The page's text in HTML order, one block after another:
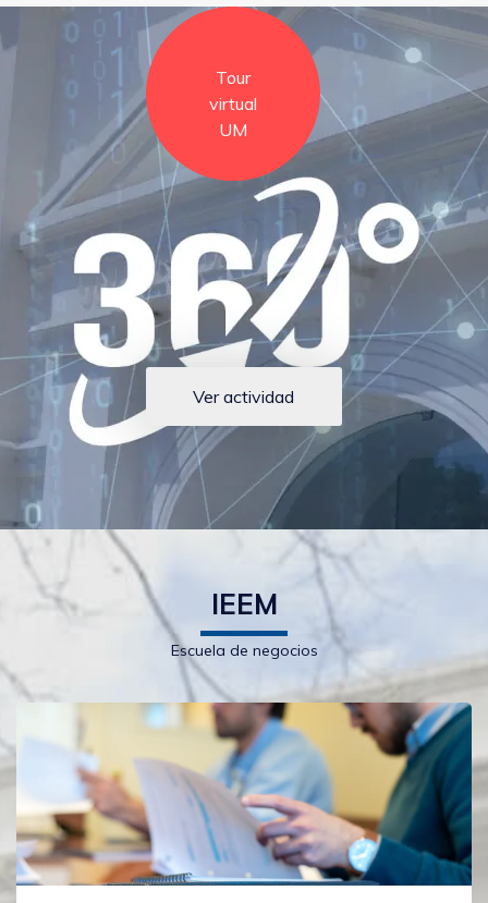
Tour
virtual
UM
Ver actividad
IEEM
Escuela de negocios